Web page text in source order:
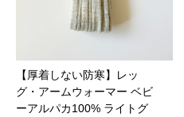
【厚着しない防寒】レッ
グ・アームウォーマー ベビ
ーアルパカ100% ライトグ